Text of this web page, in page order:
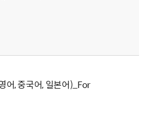
어, 중국어, 일본어)_For